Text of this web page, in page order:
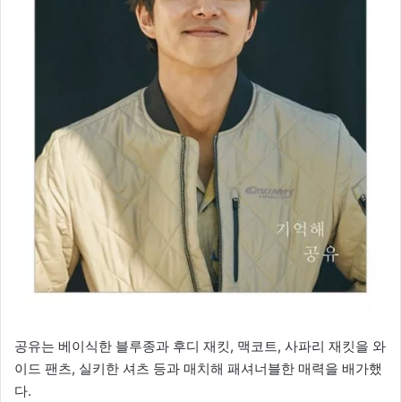
공유는 베이식한 블루종과 후디 재킷, 맥코트, 사파리 재킷을 와
이드 팬츠, 실키한 셔츠 등과 매치해 패셔너블한 매력을 배가했
다.